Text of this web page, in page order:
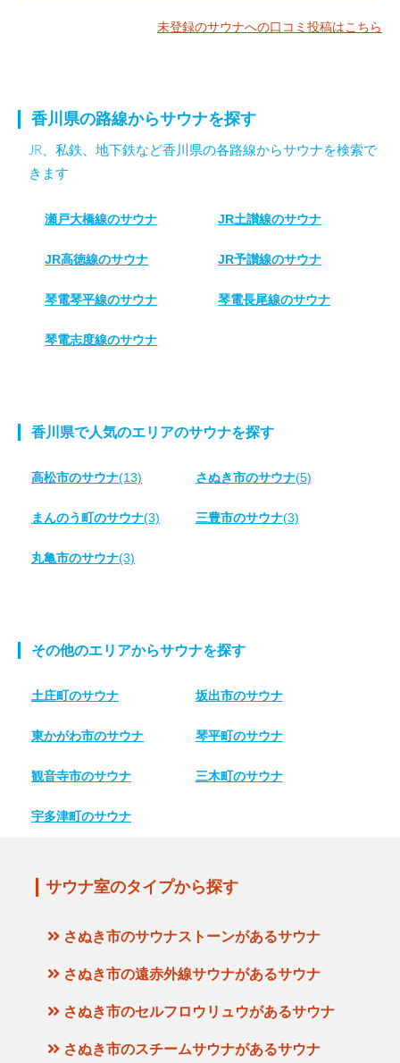
未登録のサウナへの口コミ投稿はこちら
香川県の路線からサウナを探す
JR、私鉄、地下鉄など香川県の各路線からサウナを検索で
きます
瀬戸大橋線のサウナ JR土讃線のサウナ
JR高徳線のサウナ JR予讃線のサウナ
琴電琴平線のサウナ 琴電長尾線のサウナ
琴電志度線のサウナ
香川県で人気のエリアのサウナを探す
高松市のサウナ(13) さぬき市のサウナ(5)
まんのう町のサウナ(3) 三豊市のサウナ(3)
丸亀市のサウナ(3)
その他のエリアからサウナを探す
土庄町のサウナ 坂出市のサウナ
東かがわ市のサウナ 琴平町のサウナ
観音寺市のサウナ 三木町のサウナ
宇多津町のサウナ
サウナ室のタイプから探す
さぬき市のサウナストーンがあるサウナ
さぬき市の遠赤外線サウナがあるサウナ
さぬき市のセルフロウリュウがあるサウナ
さぬき市のスチームサウナがあるサウナ